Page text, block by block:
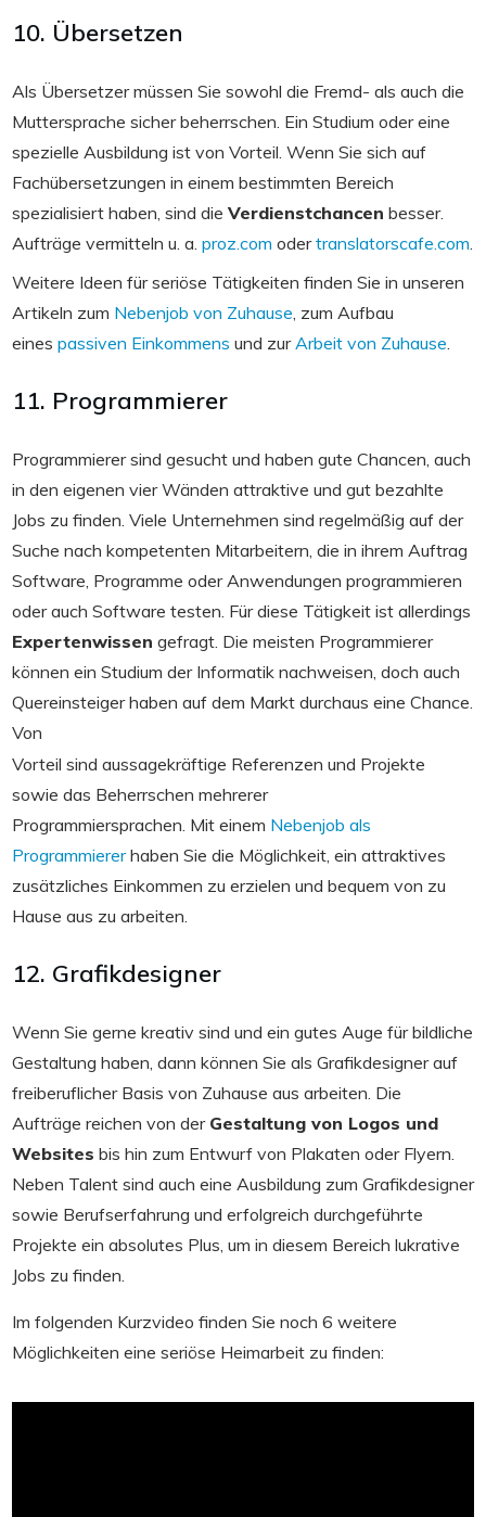
10. Übersetzen
Als Übersetzer müssen Sie sowohl die Fremd- als auch die
Muttersprache sicher beherrschen. Ein Studium oder eine
spezielle Ausbildung ist von Vorteil. Wenn Sie sich auf
Fachübersetzungen in einem bestimmten Bereich
spezialisiert haben, sind die Verdienstchancen besser.
Aufträge vermitteln u. a. proz.com odertranslatorscafe.com.
Weitere Ideen für seriöse Tätigkeiten finden Sie in unseren
Artikeln zum Nebenjob von Zuhause, zum Aufbau
eines passiven Einkommens und zurArbeit von Zuhause.
11. Programmierer
Programmierer sind gesucht und haben gute Chancen, auch
in den eigenen vier Wänden attraktive und gut bezahlte
Jobs zu finden. Viele Unternehmen sind regelmäßig auf der
Suche nach kompetenten Mitarbeitern, die in ihrem Auftrag
Software, Programme oder Anwendungen programmieren
oder auch Software testen. Für diese Tätigkeit ist allerdings
Expertenwissen gefragt. Die meisten Programmierer
können ein Studium der Informatik nachweisen, doch auch
Quereinsteiger haben auf dem Markt durchaus eine Chance.
Von
Vorteil sind aussagekräftige Referenzen und Projekte
sowie das Beherrschen mehrerer
Programmiersprachen. Mit einem Nebenjob als
Programmiererhaben Sie die Möglichkeit, ein attraktives
zusätzliches Einkommen zu erzielen und bequem von zu
Hause aus zu arbeiten.
12. Grafikdesigner
Wenn Sie gerne kreativ sind und ein gutes Auge für bildliche
Gestaltung haben, dann können Sie als Grafikdesigner auf
freiberuflicher Basis von Zuhause aus arbeiten. Die
Aufträge reichen von der Gestaltung von Logos und
Websites bis hin zum Entwurf von Plakaten oder Flyern.
Neben Talent sind auch eine Ausbildung zum Grafikdesigner
sowie Berufserfahrung und erfolgreich durchgeführte
Projekte ein absolutes Plus, um in diesem Bereich lukrative
Jobs zu finden.
Im folgenden Kurzvideo finden Sie noch 6 weitere
Möglichkeiten eine seriöse Heimarbeit zu finden: